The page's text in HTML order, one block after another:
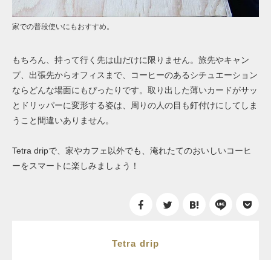
家での普段使いにもおすすめ。
もちろん、持って行く先は山だけに限りません。旅先やキャン
プ、出張先からオフィスまで、コーヒーのあるシチュエーション
ならどんな場面にもぴったりです。取り出した薄いカードがサッ
とドリッパーに変形する姿は、周りの人の目も釘付けにしてしま
うこと間違いありません。
Tetra dripで、家やカフェ以外でも、淹れたてのおいしいコーヒ
ーをスマートに楽しみましょう！
Tetra drip